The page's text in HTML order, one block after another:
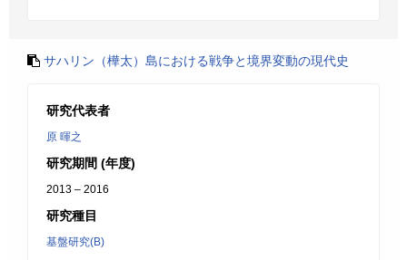
サハリン（樺太）島における戦争と境界変動の現代史
研究代表者
原 暉之
研究期間 (年度)
2013 – 2016
研究種目
基盤研究(B)